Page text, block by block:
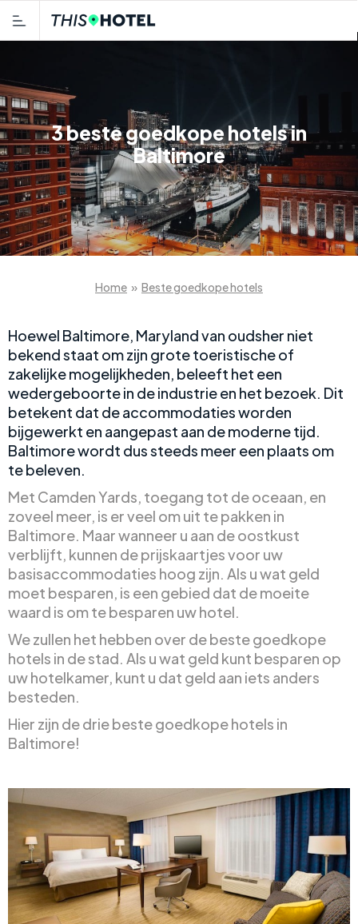
3 beste goedkope hotels in
Baltimore
Home » Beste goedkope hotels
Hoewel Baltimore, Maryland van oudsher niet
bekend staat om zijn grote toeristische of
zakelijke mogelijkheden, beleeft het een
wedergeboorte in de industrie en het bezoek. Dit
betekent dat de accommodaties worden
bijgewerkt en aangepast aan de moderne tijd.
Baltimore wordt dus steeds meer een plaats om
te beleven.
Met Camden Yards, toegang tot de oceaan, en
zoveel meer, is er veel om uit te pakken in
Baltimore. Maar wanneer u aan de oostkust
verblijft, kunnen de prijskaartjes voor uw
basisaccommodaties hoog zijn. Als u wat geld
moet besparen, is een gebied dat de moeite
waard is om te besparen uw hotel.
We zullen het hebben over de beste goedkope
hotels in de stad. Als u wat geld kunt besparen op
uw hotelkamer, kunt u dat geld aan iets anders
besteden.
Hier zijn de drie beste goedkope hotels in
Baltimore!